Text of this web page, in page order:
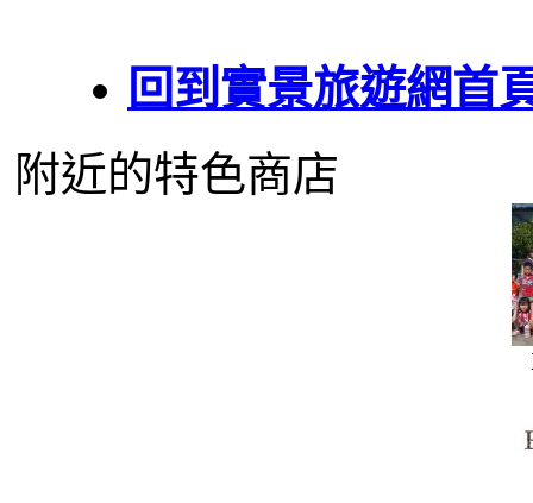
回到實景旅遊網首
附近的特色商店